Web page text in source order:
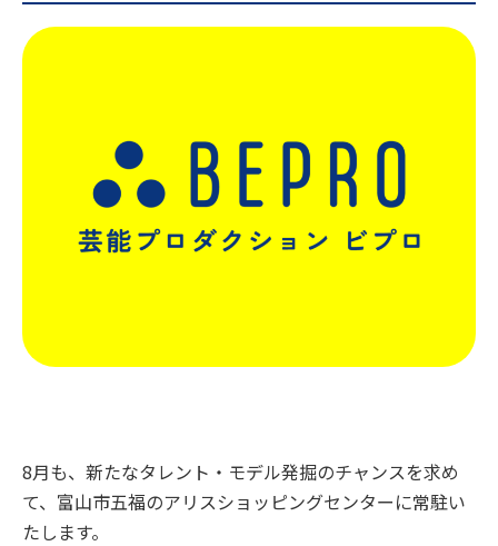
8月も、新たなタレント・モデル発掘のチャンスを求め
て、富山市五福のアリスショッピングセンターに常駐い
たします。